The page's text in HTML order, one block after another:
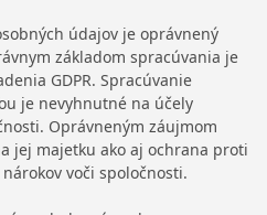
údajov je oprávnený
základom spracúvania je
GDPR. Spracúvanie
je nevyhnutné na účely
Oprávneným záujmom
jej majetku ako aj ochrana proti
voči spoločnosti.